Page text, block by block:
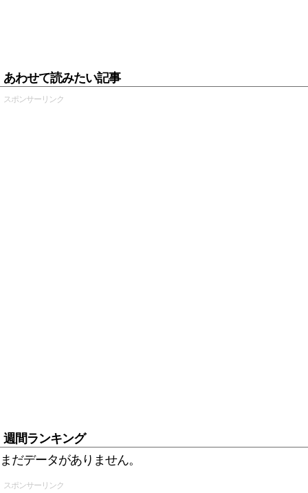
あわせて読みたい記事
スポンサーリンク
週間ランキング
まだデータがありません。
スポンサーリンク